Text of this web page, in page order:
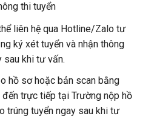
thi tuyển
liên hệ qua Hotline/Zalo tư
ký xét tuyển và nhận thông
sau khi tư vấn.
hồ sơ hoặc bản scan bằng
trực tiếp tại Trường nộp hồ
trúng tuyển ngay sau khi tư